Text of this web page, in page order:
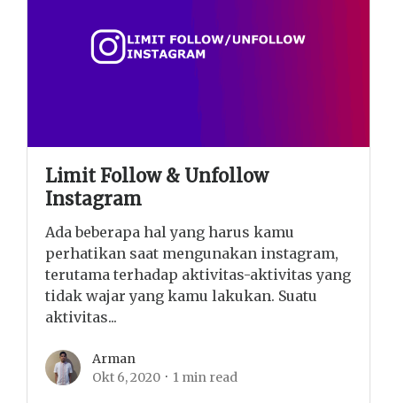
Limit Follow & Unfollow
Instagram
Ada beberapa hal yang harus kamu
perhatikan saat mengunakan instagram,
terutama terhadap aktivitas-aktivitas yang
tidak wajar yang kamu lakukan. Suatu
aktivitas...
Arman
Okt 6, 2020
1 min read